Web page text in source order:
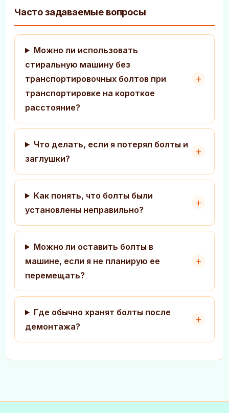
Часто задаваемые вопросы
Можно ли использовать
стиральную машину без
транспортировочных болтов при
транспортировке на короткое
расстояние?
Что делать, если я потерял болты и
заглушки?
Как понять, что болты были
установлены неправильно?
Можно ли оставить болты в
машине, если я не планирую ее
перемещать?
Где обычно хранят болты после
демонтажа?